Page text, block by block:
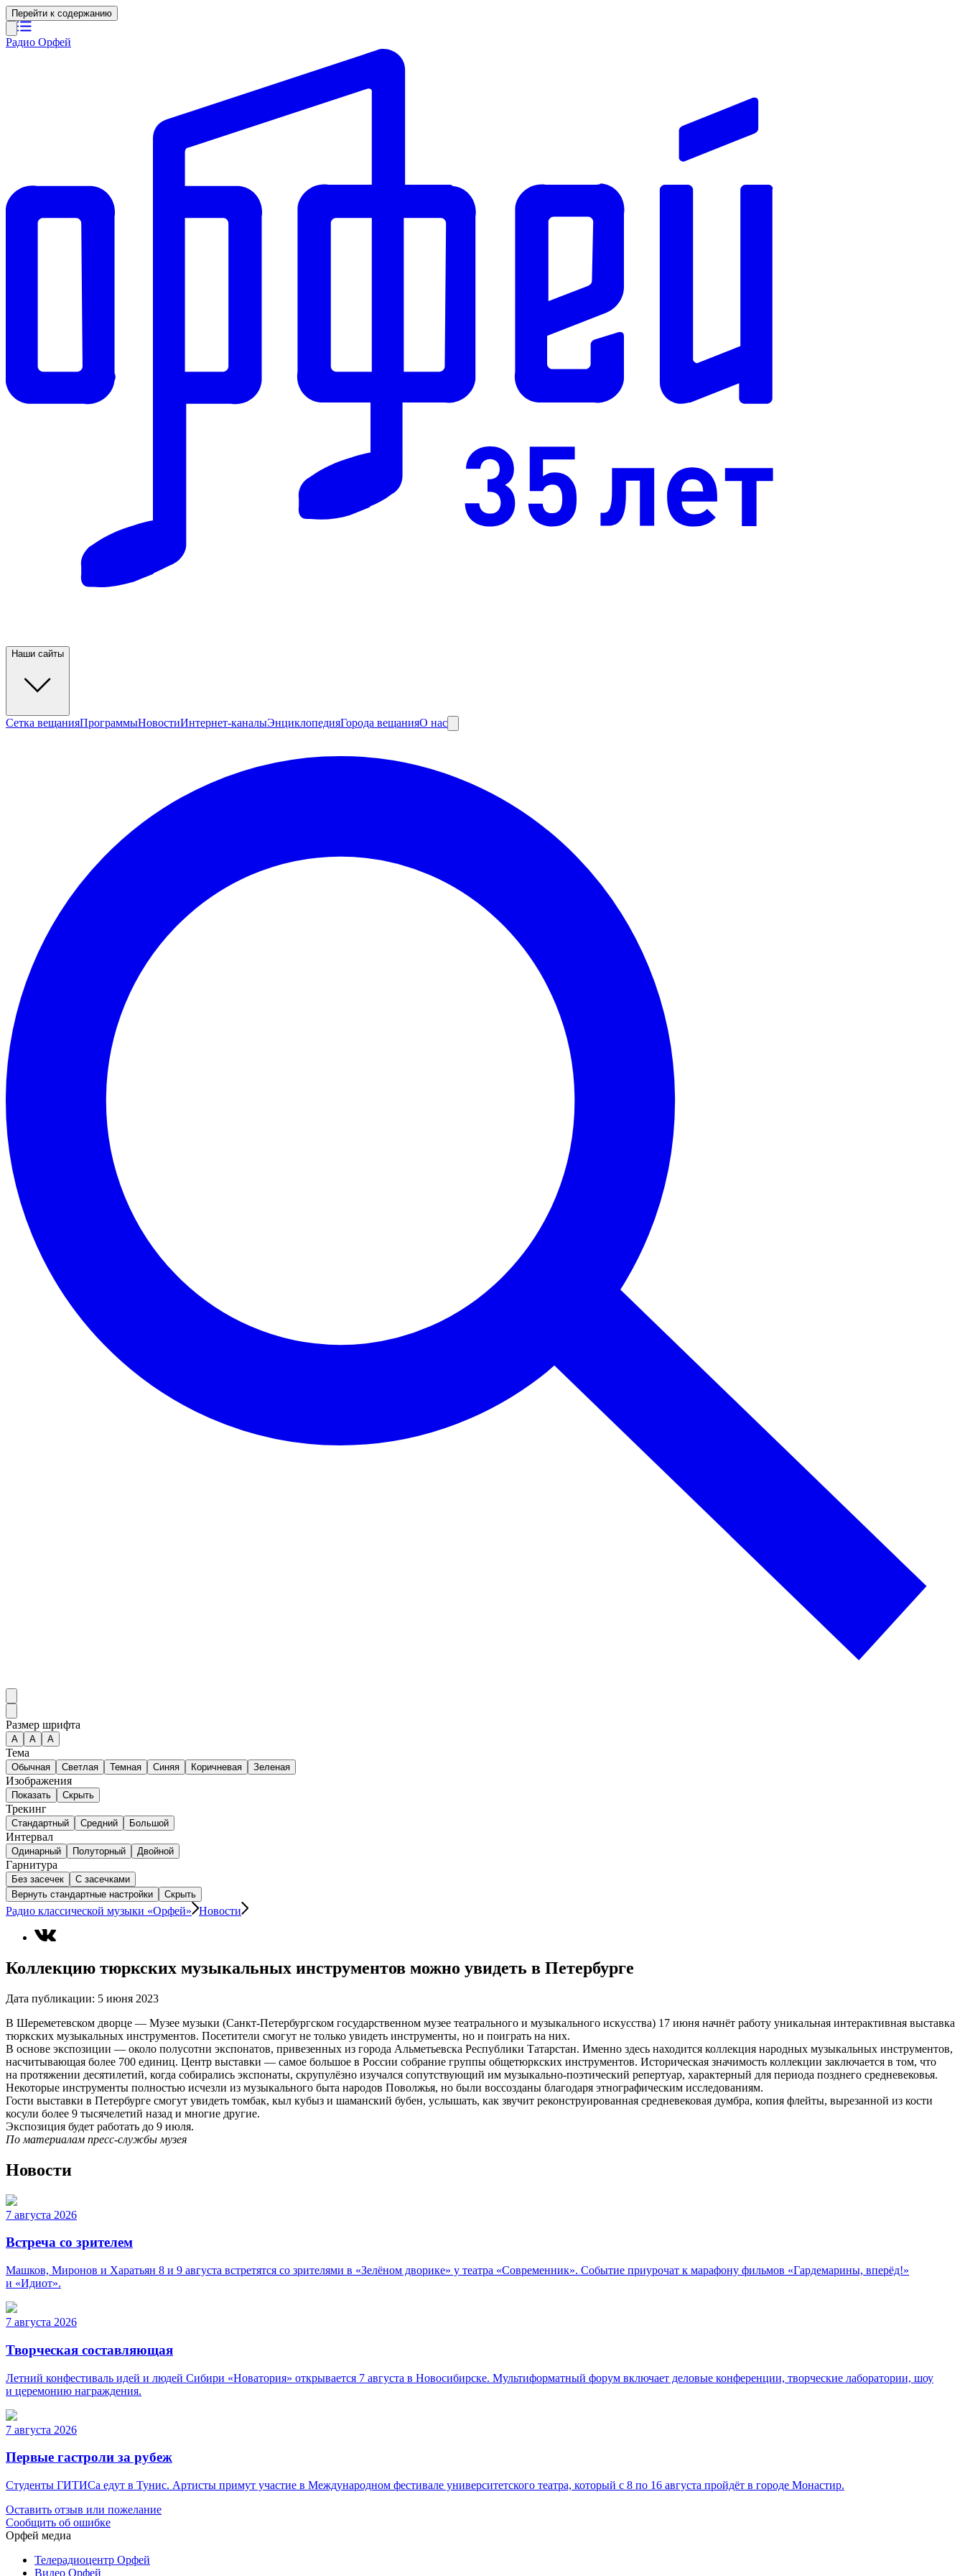
Перейти к содержанию
Радио Орфей
Наши сайты
Сетка вещанияПрограммыНовостиИнтернет-каналыЭнциклопедияГорода вещанияО нас
Размер шрифта
А A A
Тема
Обычная Светлая Темная Синяя Коричневая Зеленая
Изображения
Показать Скрыть
Трекинг
Стандартный Средний Большой
Интервал
Одинарный Полуторный Двойной
Гарнитура
Без засечек
С засечками
Вернуть стандартные настройки
Скрыть
Радио классической музыки «Орфей» Новости
Коллекцию тюркских музыкальных инструментов можно увидеть в Петербурге
Дата публикации: 5 июня 2023
В Шереметевском дворце — Музее музыки (Санкт-Петербургском государственном музее театрального и музыкального искусства) 17 июня начнёт работу уникальная интерактивная выставка
тюркских музыкальных инструментов. Посетители смогут не только увидеть инструменты, но и поиграть на них.
В основе экспозиции — около полусотни экспонатов, привезенных из города Альметьевска Республики Татарстан. Именно здесь находится коллекция народных музыкальных инструментов,
насчитывающая более 700 единиц. Центр выставки — самое большое в России собрание группы общетюркских инструментов. Историческая значимость коллекции заключается в том, что
на протяжении десятилетий, когда собирались экспонаты, скрупулёзно изучался сопутствующий им музыкально-поэтический репертуар, характерный для периода позднего средневековья.
Некоторые инструменты полностью исчезли из музыкального быта народов Поволжья, но были воссозданы благодаря этнографическим исследованиям.
Гости выставки в Петербурге смогут увидеть томбак, кыл кубыз и шаманский бубен, услышать, как звучит реконструированная средневековая думбра, копия флейты, вырезанной из кости
косули более 9 тысячелетий назад и многие другие.
Экспозиция будет работать до 9 июля.
По материалам пресс-службы музея
Новости
7 августа 2026
Встреча со зрителем
Машков, Миронов и Харатьян 8 и 9 августа встретятся со зрителями в «Зелёном дворике» у театра «Современник». Событие приурочат к марафону фильмов «Гардемарины, вперёд!»
и «Идиот».
7 августа 2026
Творческая составляющая
Летний конфестиваль идей и людей Сибири «Новатория» открывается 7 августа в Новосибирске. Мультиформатный форум включает деловые конференции, творческие лаборатории, шоу
и церемонию награждения.
7 августа 2026
Первые гастроли за рубеж
Студенты ГИТИСа едут в Тунис. Артисты примут участие в Международном фестивале университетского театра, который с 8 по 16 августа пройдёт в городе Монастир.
Оставить отзыв или пожелание
Сообщить об ошибке
Орфей медиа
Телерадиоцентр Орфей
Видео Орфей